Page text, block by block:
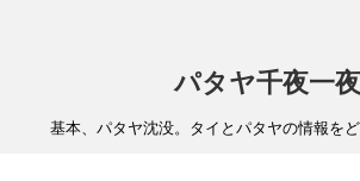
パタヤ千夜一夜
基本、パタヤ沈没。タイとパタヤの情報をど